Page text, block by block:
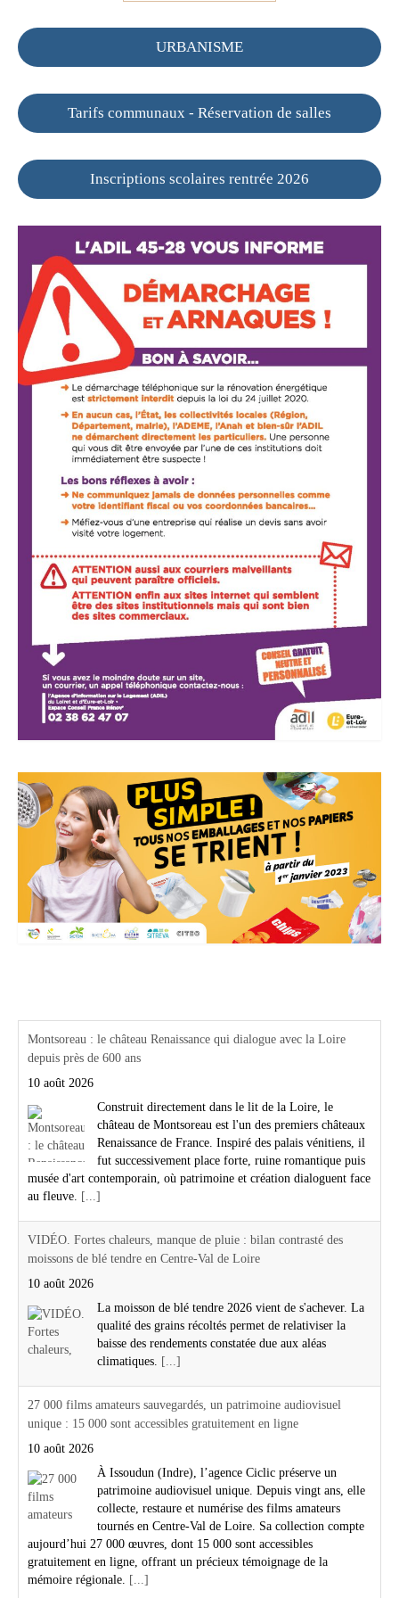
URBANISME
Tarifs communaux - Réservation de salles
Inscriptions scolaires rentrée 2026
Montsoreau : le château Renaissance qui dialogue avec la Loire
depuis près de 600 ans
10 août 2026
Construit directement dans le lit de la Loire, le
château de Montsoreau est l'un des premiers châteaux
Renaissance de France. Inspiré des palais vénitiens, il
fut successivement place forte, ruine romantique puis
musée d'art contemporain, où patrimoine et création dialoguent face
au fleuve. [...]
VIDÉO. Fortes chaleurs, manque de pluie : bilan contrasté des
moissons de blé tendre en Centre-Val de Loire
10 août 2026
La moisson de blé tendre 2026 vient de s'achever. La
qualité des grains récoltés permet de relativiser la
baisse des rendements constatée due aux aléas
climatiques. [...]
27 000 films amateurs sauvegardés, un patrimoine audiovisuel
unique : 15 000 sont accessibles gratuitement en ligne
10 août 2026
À Issoudun (Indre), l’agence Ciclic préserve un
patrimoine audiovisuel unique. Depuis vingt ans, elle
collecte, restaure et numérise des films amateurs
tournés en Centre-Val de Loire. Sa collection compte
aujourd’hui 27 000 œuvres, dont 15 000 sont accessibles
gratuitement en ligne, offrant un précieux témoignage de la
mémoire régionale. [...]